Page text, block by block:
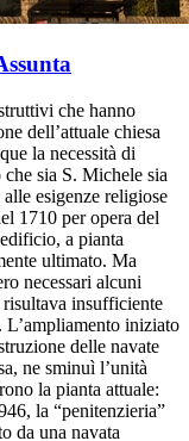
che hanno
dell’attuale chiesa
la necessità di
sia S. Michele sia
esigenze religiose
1710 per opera del
a pianta
ultimato. Ma
necessari alcuni
insufficiente
iniziato
delle navate
ne sminuì l’unità
la pianta attuale:
la “penitenzieria”
da una navata